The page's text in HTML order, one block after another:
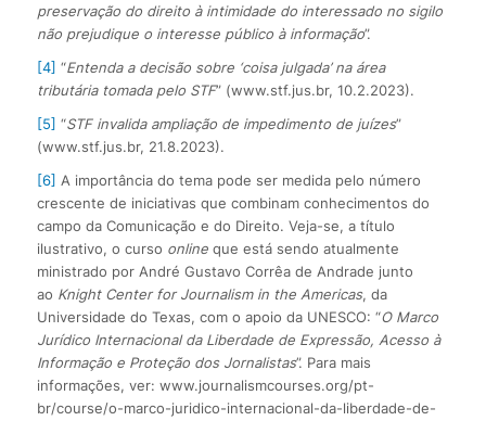
preservação do direito à intimidade do interessado no sigilo
não prejudique o interesse público à informação”.
[4] “Entenda a decisão sobre ‘coisa julgada’ na área
tributária tomada pelo STF” (www.stf.jus.br, 10.2.2023).
[5] “STF invalida ampliação de impedimento de juízes”
(www.stf.jus.br, 21.8.2023).
[6] A importância do tema pode ser medida pelo número
crescente de iniciativas que combinam conhecimentos do
campo da Comunicação e do Direito. Veja-se, a título
ilustrativo, o curso online que está sendo atualmente
ministrado por André Gustavo Corrêa de Andrade junto
ao Knight Center for Journalism in the Americas, da
Universidade do Texas, com o apoio da UNESCO: “O Marco
Jurídico Internacional da Liberdade de Expressão, Acesso à
Informação e Proteção dos Jornalistas”. Para mais
informações, ver: www.journalismcourses.org/pt-
br/course/o-marco-juridico-internacional-da-liberdade-de-